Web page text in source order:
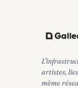
artistes,
même